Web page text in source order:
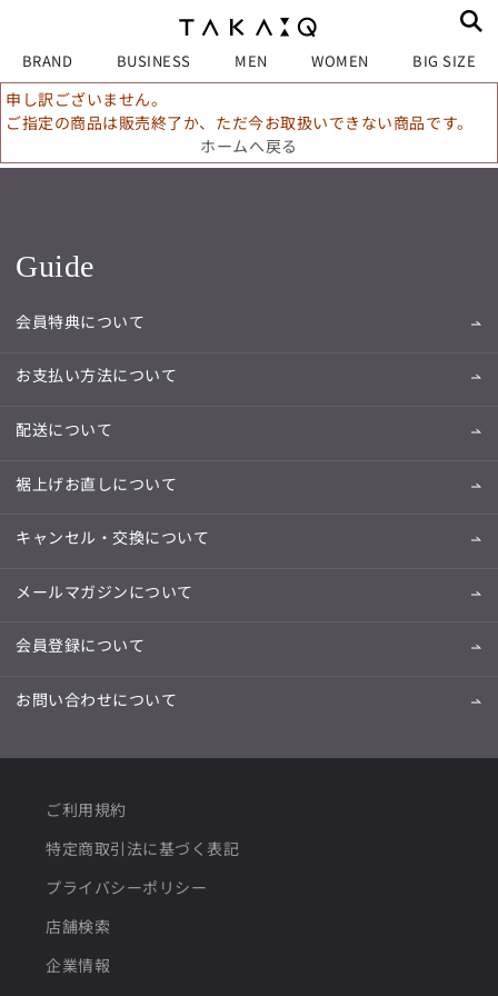
BRAND BUSINESS MEN WOMEN BIG SIZE
申し訳ございません。
ご指定の商品は販売終了か、ただ今お取扱いできない商品です。
ホームへ戻る
Guide
会員特典について
お支払い方法について
配送について
裾上げお直しについて
キャンセル・交換について
メールマガジンについて
会員登録について
お問い合わせについて
ご利用規約
特定商取引法に基づく表記
プライバシーポリシー
店舗検索
企業情報